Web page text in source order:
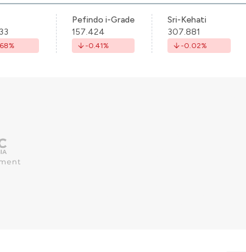
%
Pefindo i-Grade
157.424
-0.41%
Sri-Kehati
307.881
-0.02%